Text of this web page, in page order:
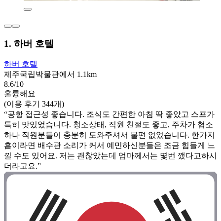
1. 하버 호텔
하버 호텔
제주국립박물관에서 1.1km
8.6/10
훌륭해요
(이용 후기 344개)
“공항 접근성 좋습니다. 조식도 간편한 아침 딱 좋았고 스프가
특히 맛있었습니다. 청소상태, 직원 친절도 좋고, 주차가 협소
하나 직원분들이 충분히 도와주셔서 불편 없었습니다. 한가지
흠이라면 배수관 소리가 커서 예민하신분들은 조금 힘들게 느
낄 수도 있어요. 저는 괜찮았는데 엄마께서는 몇번 깼다고하시
더라고요.”